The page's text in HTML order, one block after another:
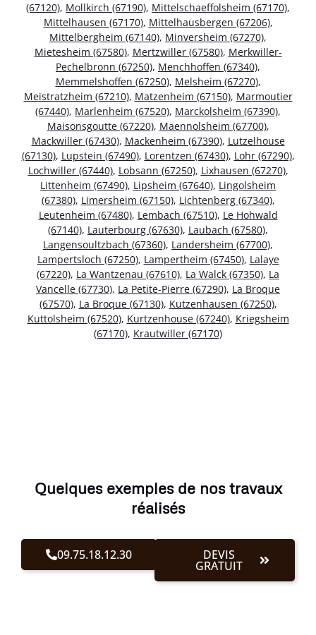
(67120), Mollkirch (67190), Mittelschaeffolsheim (67170),
Mittelhausen (67170), Mittelhausbergen (67206),
Mittelbergheim (67140), Minversheim (67270),
Mietesheim (67580), Mertzwiller (67580), Merkwiller-
Pechelbronn (67250), Menchhoffen (67340),
Memmelshoffen (67250), Melsheim (67270),
Meistratzheim (67210), Matzenheim (67150), Marmoutier
(67440), Marlenheim (67520), Marckolsheim (67390),
Maisonsgoutte (67220), Maennolsheim (67700),
Mackwiller (67430), Mackenheim (67390), Lutzelhouse
(67130), Lupstein (67490), Lorentzen (67430), Lohr (67290),
Lochwiller (67440), Lobsann (67250), Lixhausen (67270),
Littenheim (67490), Lipsheim (67640), Lingolsheim
(67380), Limersheim (67150), Lichtenberg (67340),
Leutenheim (67480), Lembach (67510), Le Hohwald
(67140), Lauterbourg (67630), Laubach (67580),
Langensoultzbach (67360), Landersheim (67700),
Lampertsloch (67250), Lampertheim (67450), Lalaye
(67220), La Wantzenau (67610), La Walck (67350), La
Vancelle (67730), La Petite-Pierre (67290), La Broque
(67570), La Broque (67130), Kutzenhausen (67250),
Kuttolsheim (67520), Kurtzenhouse (67240), Kriegsheim
(67170), Krautwiller (67170)
Quelques exemples de nos travaux
réalisés
09.75.18.12.30 DEVIS
GRATUIT